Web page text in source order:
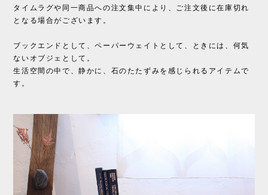
タイムラグや同一商品への注文集中により、ご注文後に在庫切れ
となる場合がございます。
ブックエンドとして、ペーパーウェイトとして、ときには、何気
ないオブジェとして。
生活空間の中で、静かに、石のたたずみを感じられるアイテムで
す。